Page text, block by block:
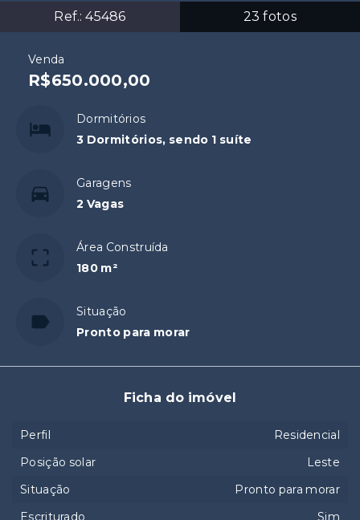
Ref.:45486 23 fotos
Venda
R$650.000,00
Dormitórios
3 Dormitórios, sendo 1 suíte
Garagens
2 Vagas
Área Construída
180 m²
Situação
Pronto para morar
Ficha do imóvel
Perfil
Residencial
Posição solar
Leste
Situação
Pronto para morar
Escriturado
Sim